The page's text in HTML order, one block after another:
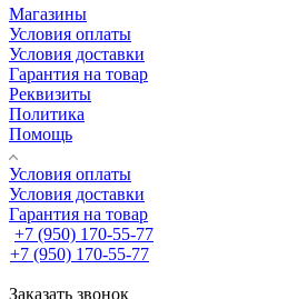
Магазины
Условия оплаты
Условия доставки
Гарантия на товар
Реквизиты
Политика
Помощь
Условия оплаты
Условия доставки
Гарантия на товар
+7 (950) 170-55-77
+7 (950) 170-55-77
Заказать звонок